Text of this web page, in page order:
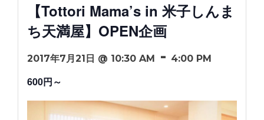
【Tottori Mama’s in 米子しんま
ち天満屋】OPEN企画
2017年7月21日 @ 10:30 AM - 4:00 PM
600円～